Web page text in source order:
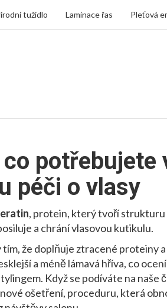
tužidlo Laminace řas Pleťová
potřebujete
péči o vlasy
, protein, který tvoří strukturu
a chrání vlasovou kutikulu.
tím, že doplňuje ztracené proteiny
a méně lámavá hříva, co
Když se podíváte na naše
ošetření, proceduru, která